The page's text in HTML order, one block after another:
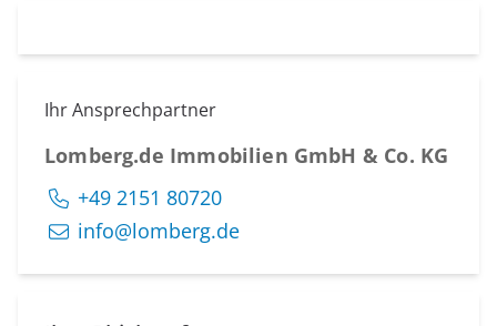
Ihr Ansprechpartner
Lomberg.de Immobilien GmbH & Co. KG
+49 2151 80720
info@lomberg.de